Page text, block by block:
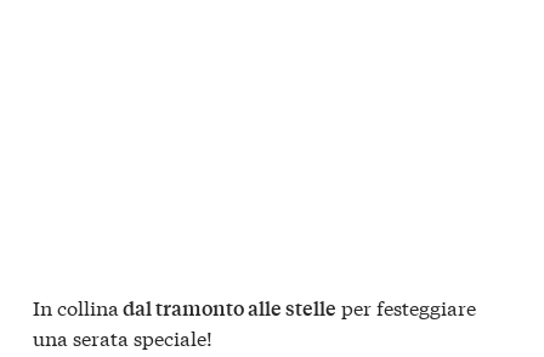
In collina dal tramonto alle stelle per festeggiare
una serata speciale!